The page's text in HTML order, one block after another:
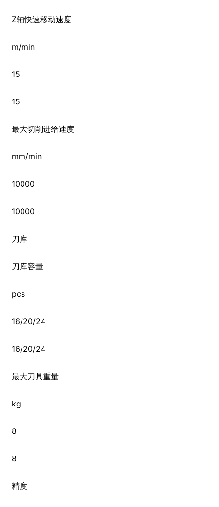
Z轴快速移动速度
m/min
15
15
最大切削进给速度
mm/min
10000
10000
刀库
刀库容量
pcs
16/20/24
16/20/24
最大刀具重量
kg
8
8
精度